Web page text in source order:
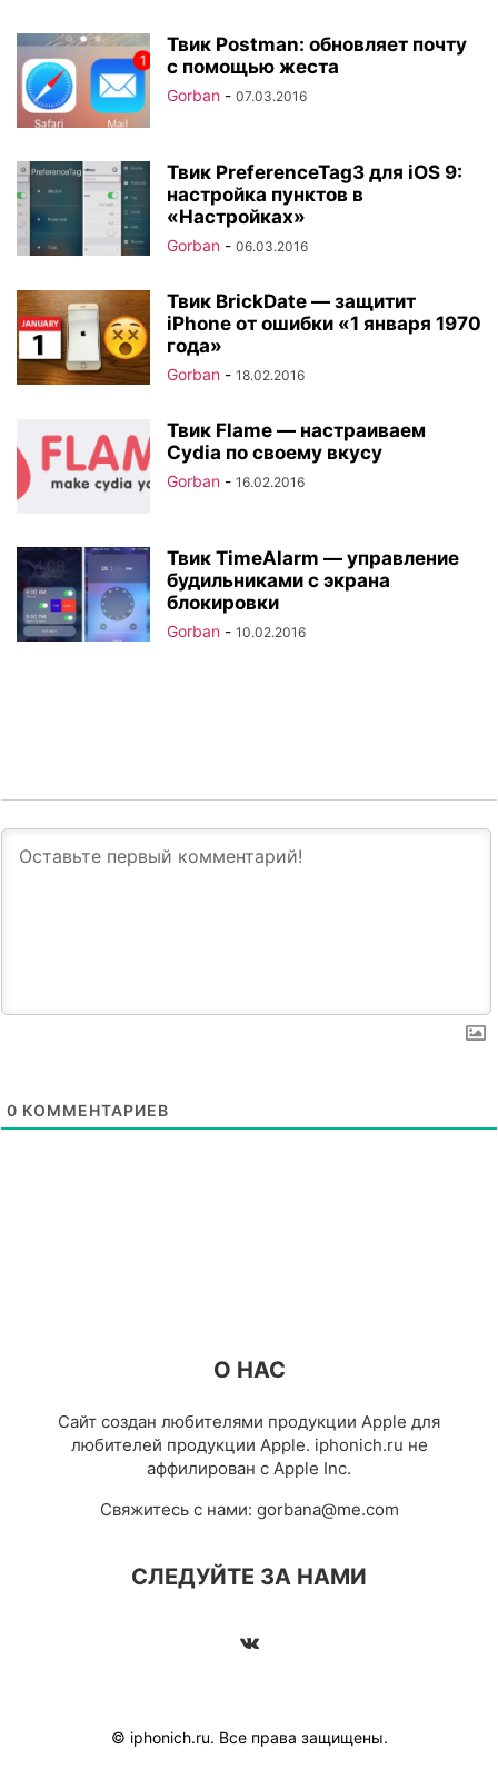
Твик Postman: обновляет почту
с помощью жеста
Gorban - 07.03.2016
Твик PreferenceTag3 для iOS 9:
настройка пунктов в
«Настройках»
Gorban - 06.03.2016
Твик BrickDate — защитит
iPhone от ошибки «1 января 1970
года»
Gorban - 18.02.2016
Твик Flame — настраиваем
Cydia по своему вкусу
Gorban - 16.02.2016
Твик TimeAlarm — управление
будильниками с экрана
блокировки
Gorban - 10.02.2016
0 КОММЕНТАРИЕВ
О НАС
Сайт создан любителями продукции Apple для
любителей продукции Apple. iphonich.ru не
аффилирован с Apple Inc.
Свяжитесь с нами: gorbana@me.com
СЛЕДУЙТЕ ЗА НАМИ
© iphonich.ru. Все права защищены.